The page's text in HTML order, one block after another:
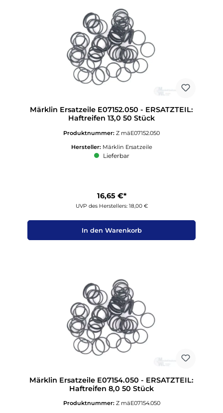
Märklin Ersatzeile E07152.050 - ERSATZTEIL:
Haftreifen 13,0 50 Stück
Produktnummer: Z mäE07152.050
Hersteller: Märklin Ersatzeile
Lieferbar
16,65 €*
UVP des Herstellers: 18,00 €
In den Warenkorb
Märklin Ersatzeile E07154.050 - ERSATZTEIL:
Haftreifen 8,0 50 Stück
Produktnummer: Z mäE07154.050